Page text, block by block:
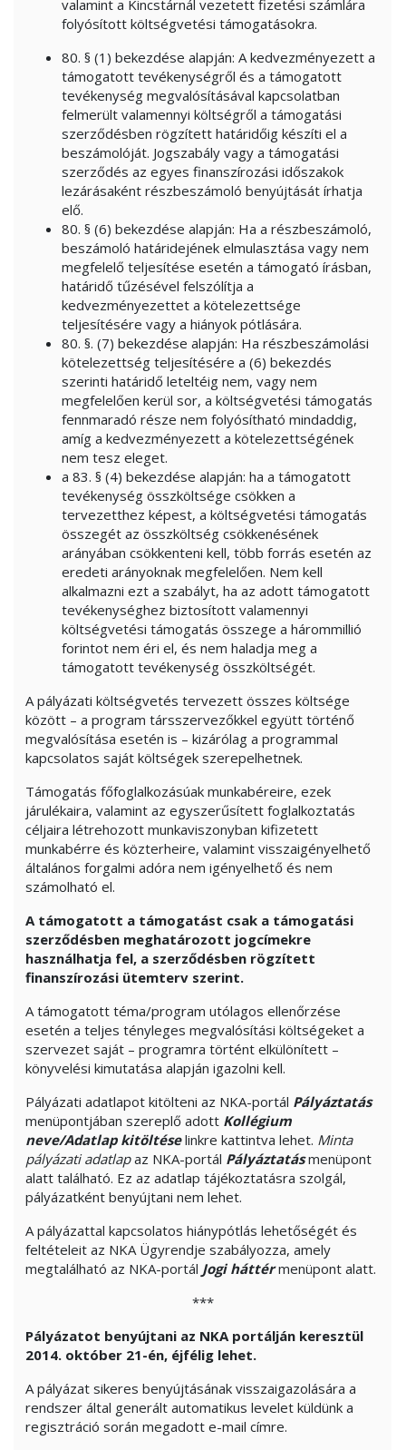
valamint a Kincstárnál vezetett fizetési számlára
folyósított költségvetési támogatásokra.
80. § (1) bekezdése alapján: A kedvezményezett a
támogatott tevékenységről és a támogatott
tevékenység megvalósításával kapcsolatban
felmerült valamennyi költségről a támogatási
szerződésben rögzített határidőig készíti el a
beszámolóját. Jogszabály vagy a támogatási
szerződés az egyes finanszírozási időszakok
lezárásaként részbeszámoló benyújtását írhatja
elő.
80. § (6) bekezdése alapján: Ha a részbeszámoló,
beszámoló határidejének elmulasztása vagy nem
megfelelő teljesítése esetén a támogató írásban,
határidő tűzésével felszólítja a
kedvezményezettet a kötelezettsége
teljesítésére vagy a hiányok pótlására.
80. §. (7) bekezdése alapján: Ha részbeszámolási
kötelezettség teljesítésére a (6) bekezdés
szerinti határidő leteltéig nem, vagy nem
megfelelően kerül sor, a költségvetési támogatás
fennmaradó része nem folyósítható mindaddig,
amíg a kedvezményezett a kötelezettségének
nem tesz eleget.
a 83. § (4) bekezdése alapján: ha a támogatott
tevékenység összköltsége csökken a
tervezetthez képest, a költségvetési támogatás
összegét az összköltség csökkenésének
arányában csökkenteni kell, több forrás esetén az
eredeti arányoknak megfelelően. Nem kell
alkalmazni ezt a szabályt, ha az adott támogatott
tevékenységhez biztosított valamennyi
költségvetési támogatás összege a hárommillió
forintot nem éri el, és nem haladja meg a
támogatott tevékenység összköltségét.
A pályázati költségvetés tervezett összes költsége
között – a program társszervezőkkel együtt történő
megvalósítása esetén is – kizárólag a programmal
kapcsolatos saját költségek szerepelhetnek.
Támogatás főfoglalkozásúak munkabéreire, ezek
járulékaira, valamint az egyszerűsített foglalkoztatás
céljaira létrehozott munkaviszonyban kifizetett
munkabérre és közterheire, valamint visszaigényelhető
általános forgalmi adóra nem igényelhető és nem
számolható el.
A támogatott a támogatást csak a támogatási
szerződésben meghatározott jogcímekre
használhatja fel, a szerződésben rögzített
finanszírozási ütemterv szerint.
A támogatott téma/program utólagos ellenőrzése
esetén a teljes tényleges megvalósítási költségeket a
szervezet saját – programra történt elkülönített –
könyvelési kimutatása alapján igazolni kell.
Pályázati adatlapot kitölteni az NKA-portál Pályáztatás
menüpontjában szereplő adott Kollégium
neve/Adatlap kitöltéselinkre kattintva lehet. Minta
pályázati adatlapaz NKA-portál Pályáztatásmenüpont
alatt található. Ez az adatlap tájékoztatásra szolgál,
pályázatként benyújtani nem lehet.
A pályázattal kapcsolatos hiánypótlás lehetőségét és
feltételeit az NKA Ügyrendje szabályozza, amely
megtalálható az NKA-portál Jogi háttérmenüpont alatt.
***
Pályázatot benyújtani az NKA portálján keresztül
2014. október 21-én, éjfélig lehet.
A pályázat sikeres benyújtásának visszaigazolására a
rendszer által generált automatikus levelet küldünk a
regisztráció során megadott e-mail címre.